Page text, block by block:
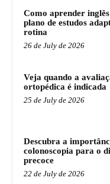
Como aprender
plano de estudos
rotina
26 de July de 2026
Veja quando a
ortopédica é indicada
25 de July de 2026
Descubra a
colonoscopia para o
precoce
22 de July de 2026